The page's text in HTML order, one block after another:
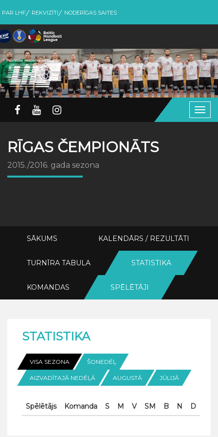
PAR LHF REKVIZĪTI NODERĪGAS SAITES
RĪGAS ČEMPIONĀTS
2015./2016. gada sezona
SĀKUMS KALENDĀRS / REZULTĀTI
TURNĪRA TABULA STATISTIKA
KOMANDAS SPĒLĒTĀJI
STATISTIKA
VISA SEZONA ŠONEDĒĻ
AIZVADĪTAJĀ NEDĒĻĀ AUGUSTĀ JŪLIJĀ
Spēlētājs Komanda S M V SM B N D